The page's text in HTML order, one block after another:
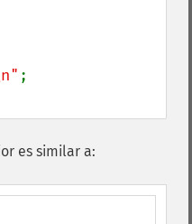
es similar a: